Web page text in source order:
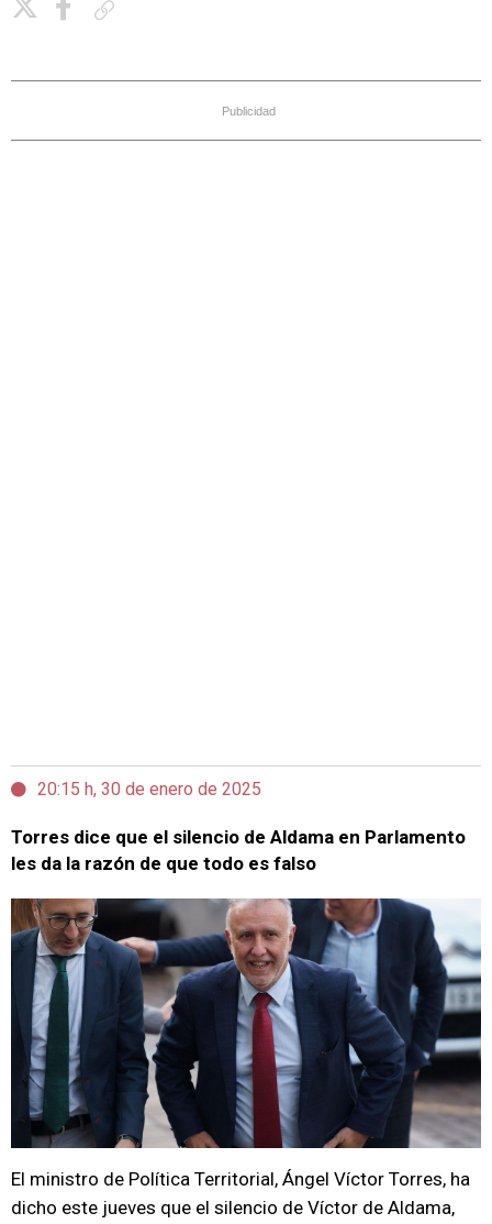
Publicidad
20:15 h, 30 de enero de 2025
Torres dice que el silencio de Aldama en Parlamento
les da la razón de que todo es falso
El ministro de Política Territorial, Ángel Víctor Torres, ha
dicho este jueves que el silencio de Víctor de Aldama,